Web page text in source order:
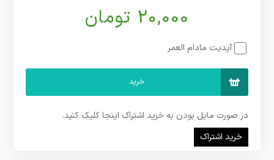
20,000 تومان
آپدیت مادام العمر
خرید
در صورت مایل بودن به خرید اشتراک اینجا کلیک کنید.
خرید اشتراک